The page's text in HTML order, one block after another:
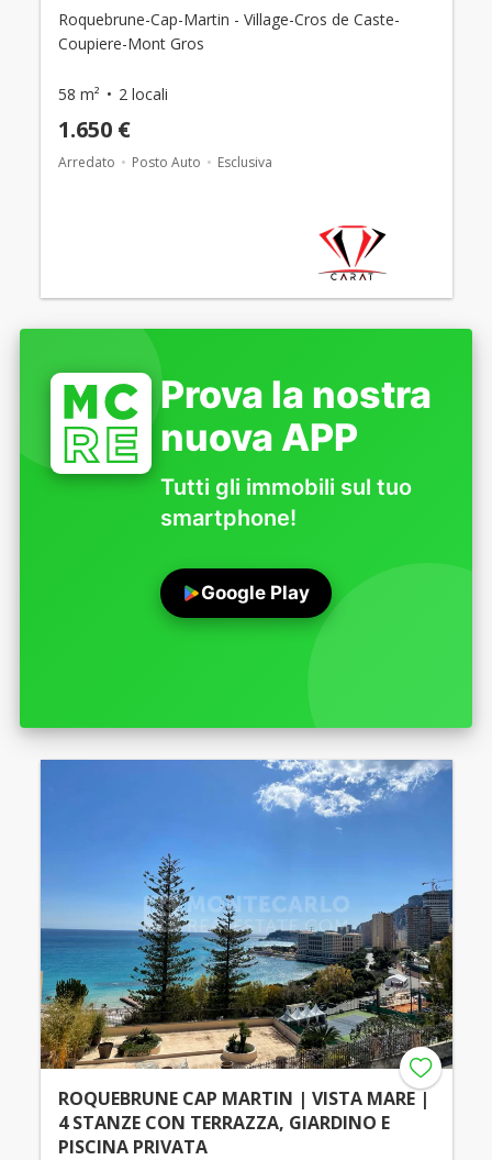
Roquebrune-Cap-Martin - Village-Cros de Caste-
Coupiere-Mont Gros
58 m² 2 locali
1.650 €
Arredato Posto Auto Esclusiva
Prova la nostra
nuova APP
Tutti gli immobili sul tuo
smartphone!
Google Play
ROQUEBRUNE CAP MARTIN | VISTA MARE |
4 STANZE CON TERRAZZA, GIARDINO E
PISCINA PRIVATA